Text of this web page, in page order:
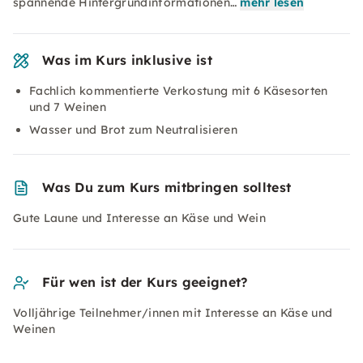
Was im Kurs inklusive ist
Fachlich kommentierte Verkostung mit 6 Käsesorten
und 7 Weinen
Wasser und Brot zum Neutralisieren
Was Du zum Kurs mitbringen solltest
Gute Laune und Interesse an Käse und Wein
Für wen ist der Kurs geeignet?
Volljährige Teilnehmer/innen mit Interesse an Käse und
Weinen